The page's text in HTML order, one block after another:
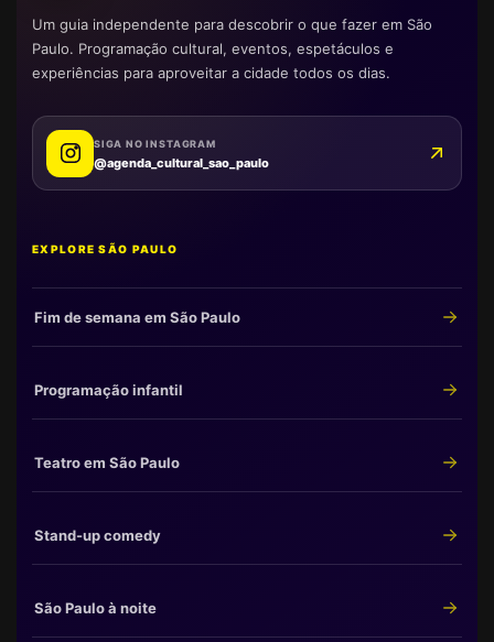
Um guia independente para descobrir o que fazer em São
Paulo. Programação cultural, eventos, espetáculos e
experiências para aproveitar a cidade todos os dias.
SIGA NO INSTAGRAM
@agenda_cultural_sao_paulo
EXPLORE SÃO PAULO
Fim de semana em São Paulo
Programação infantil
Teatro em São Paulo
Stand-up comedy
São Paulo à noite